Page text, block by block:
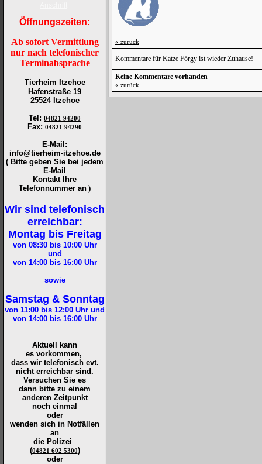
Öffnungszeiten:
Ab sofort Vermittlung
nur nach telefonischer
Terminabsprache
Tierheim Itzehoe
Hafenstraße 19
25524 Itzehoe
Tel : 04821 94200
Fax: 04821 94290
E-Mail:
info@tierheim-itzehoe.de
( Bitte geben Sie bei jedem
E-Mail
Kontakt Ihre
Telefonnummer an )
Wir sind telefonisch
erreichbar:
Montag bis Freitag
von 08:30 bis 10:00Uhr
und
von 14:00 bis 16:00Uhr
sowie
Samstag & Sonntag
von 11:00 bis 12:00 Uhr und
von 14:00 bis 16:00Uhr
Aktuell kann
es vorkommen,
dass wir telefonisch evt.
nicht erreichbar sind.
Versuchen Sie es
dann bitte zu einem
anderen Zeitpunkt
noch einmal
oder
wenden sich in Notfällen
an
die Polizei
(04821 602 5300)
oder
« zurück
Kommentare für Katze Förgy ist wieder Zuhause!
Keine Kommentare vorhanden
« zurück